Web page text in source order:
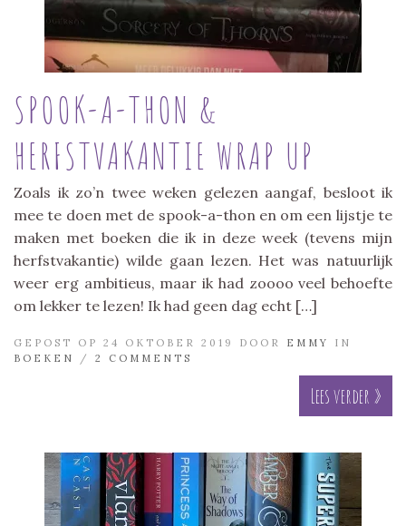
SPOOK-A-THON &
HERFSTVAKANTIE WRAP UP
Zoals ik zo’n twee weken gelezen aangaf, besloot ik
mee te doen met de spook-a-thon en om een lijstje te
maken met boeken die ik in deze week (tevens mijn
herfstvakantie) wilde gaan lezen. Het was natuurlijk
weer erg ambitieus, maar ik had zoooo veel behoefte
om lekker te lezen! Ik had geen dag echt […]
GEPOST OP 24 OKTOBER 2019 DOOR EMMY
IN
BOEKEN
/ 2 COMMENTS
Lees verder »